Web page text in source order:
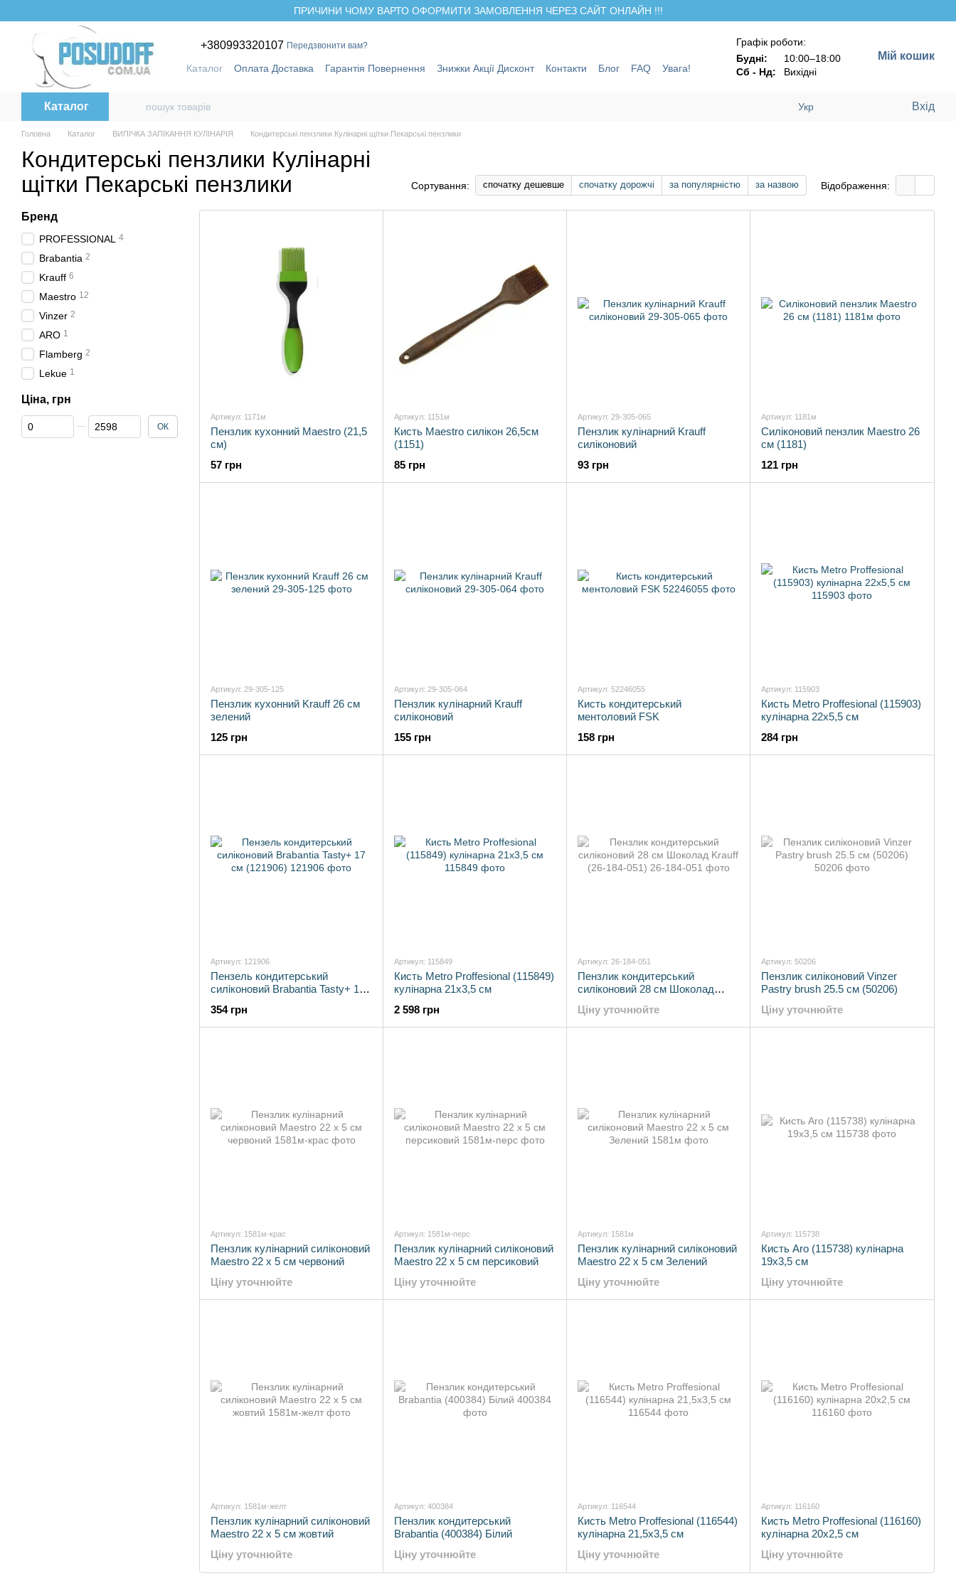
ПРИЧИНИ ЧОМУ ВАРТО ОФОРМИТИ ЗАМОВЛЕННЯ ЧЕРЕЗ САЙТ ОНЛАЙН !!!
+380993320107 Передзвонити вам?
Каталог Оплата Доставка Гарантія Повернення Знижки Акції Дисконт Контакти Блог FAQ
Увага!
Графік роботи:
Будні:
10:00–18:00
Сб - Нд:
Вихідні
Мій кошик
Каталог Укр Вхід
Головна Каталог ВИПІЧКА ЗАПІКАННЯ КУЛІНАРІЯ Кондитерські пензлики Кулінарні щітки Пекарські пензлики
Кондитерські пензлики Кулінарні
щітки Пекарські пензлики
Сортування: спочатку дешевше спочатку дорожчі за популярністю за назвою Відображення:
Артикул: 1171м
Пензлик кухонний Maestro (21,5
см)
57 грн
Артикул: 1151м
Кисть Maestro силікон 26,5см
(1151)
85 грн
Артикул: 29-305-065
Пензлик кулінарний Krauff
силіконовий
93 грн
Артикул: 1181м
Силіконовий пензлик Maestro 26
см (1181)
121 грн
Артикул: 29-305-125
Пензлик кухонний Krauff 26 см
зелений
125 грн
Артикул: 29-305-064
Пензлик кулінарний Krauff
силіконовий
155 грн
Артикул: 52246055
Кисть кондитерський
ментоловий FSK
158 грн
Артикул: 115903
Кисть Metro Proffesional (115903)
кулінарна 22х5,5 см
284 грн
Артикул: 121906
Пензель кондитерський
силіконовий Brabantia Tasty+ 17
354 грн
Артикул: 115849
Кисть Metro Proffesional (115849)
кулінарна 21х3,5 см
2 598 грн
Артикул: 26-184-051
Пензлик кондитерський
силіконовий 28 см Шоколад
Ціну уточнюйте
Артикул: 50206
Пензлик силіконовий Vinzer
Pastry brush 25.5 см (50206)
Ціну уточнюйте
Артикул: 1581м-крас
Пензлик кулінарний силіконовий
Maestro 22 х 5 см червоний
Ціну уточнюйте
Артикул: 1581м-перс
Пензлик кулінарний силіконовий
Maestro 22 х 5 см персиковий
Ціну уточнюйте
Артикул: 1581м
Пензлик кулінарний силіконовий
Maestro 22 х 5 см Зелений
Ціну уточнюйте
Артикул: 115738
Кисть Aro (115738) кулінарна
19х3,5 см
Ціну уточнюйте
Артикул: 1581м-желт
Пензлик кулінарний силіконовий
Maestro 22 х 5 см жовтий
Ціну уточнюйте
Артикул: 400384
Пензлик кондитерський
Brabantia (400384) Білий
Ціну уточнюйте
Артикул: 116544
Кисть Metro Proffesional (116544)
кулінарна 21,5х3,5 см
Ціну уточнюйте
Артикул: 116160
Кисть Metro Proffesional (116160)
кулінарна 20х2,5 см
Ціну уточнюйте
Бренд
PROFESSIONAL 4
Brabantia 2
Krauff 6
Maestro 12
Vinzer 2
ARO 1
Flamberg 2
Lekue 1
Ціна, грн
Від Ціна, грн
До Ціна, грн ОК